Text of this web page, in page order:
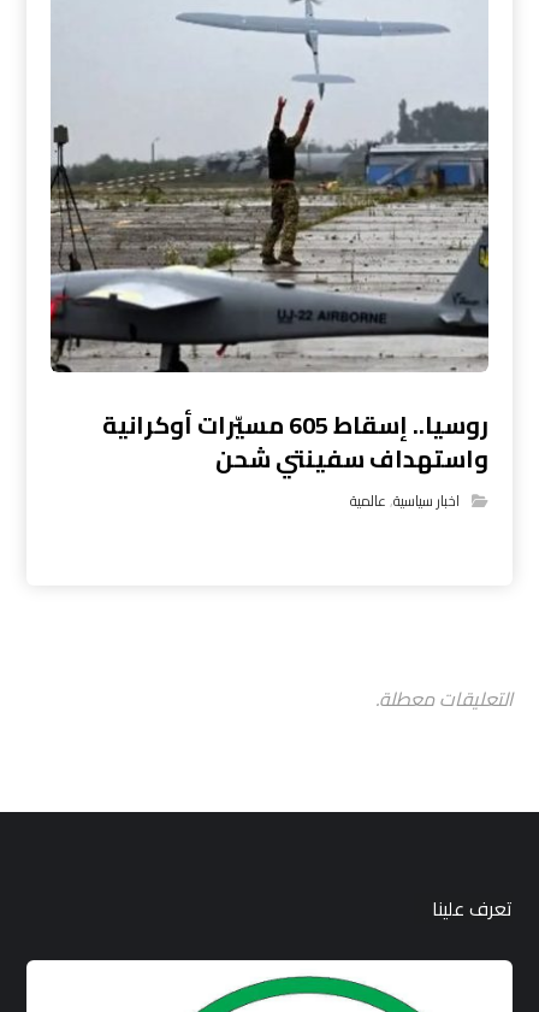
روسيا.. إسقاط 605 مسيّرات أوكرانية
واستهداف سفينتي شحن
اخبار سياسية,عالمية
التعليقات معطلة.
تعرف علينا